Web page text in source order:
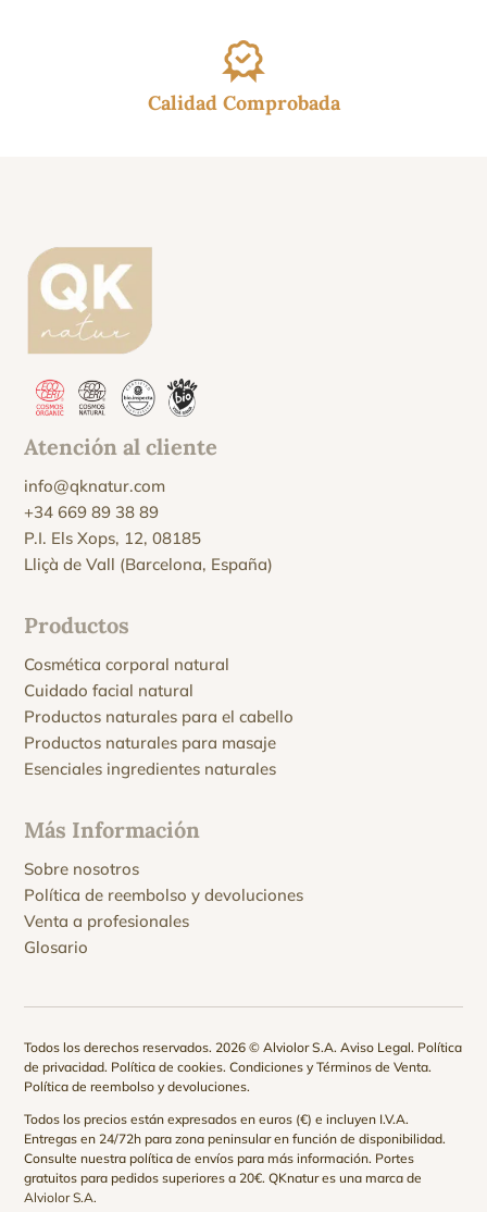
Calidad Comprobada
Atención al cliente
info@qknatur.com
+34 669 89 38 89
P.I. Els Xops, 12, 08185
Lliçà de Vall (Barcelona, España)
Productos
Cosmética corporal natural
Cuidado facial natural
Productos naturales para el cabello
Productos naturales para masaje
Esenciales ingredientes naturales
Más Información
Sobre nosotros
Política de reembolso y devoluciones
Venta a profesionales
Glosario
Todos los derechos reservados. 2026 © Alviolor S.A.Aviso Legal. Política
de privacidad. Política de cookies.Condiciones y Términos de Venta.
Política de reembolso y devoluciones.
Todos los precios están expresados en euros (€) e incluyen I.V.A.
Entregas en 24/72h para zona peninsular en función de disponibilidad.
Consulte nuestrapolítica de envíos para más información. Portes
gratuitos para pedidos superiores a 20€. QKnatur es una marca de
Alviolor S.A.